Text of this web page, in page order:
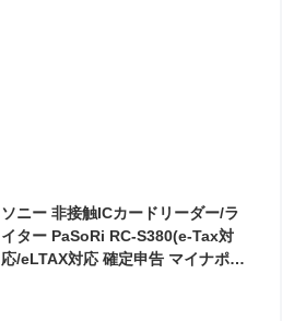
ソニー 非接触ICカードリーダー/ラ
イター PaSoRi RC-S380(e-Tax対
応/eLTAX対応 確定申告 マイナポイ